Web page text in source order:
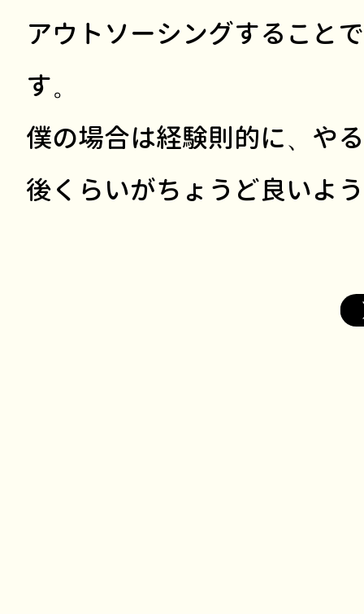
アウトソーシングすること
す。
僕の場合は経験則的に、や
後くらいがちょうど良いよ